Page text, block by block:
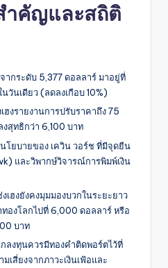
ำคัญและสถิติ
ากระดับ 5,377 ดอลลาร์ มาอยู่ที่
วันเดียว (ลดลงเกือบ 10%)
ฮงรายงานการปรับราคาถึง 75
งสุทธิกว่า 6,100 บาท
โยบายของ เควิน วอร์ช ที่มีจุดยืน
และวิพากษ์วิจารณ์การพิมพ์เงิน
เฮงยังคงมุมมองบวกในระยะยาว
องโลกไปที่ 6,000 ดอลลาร์ หรือ
บาท
ลงทุนควรมีทองคำติดพอร์ตไว้ที่
เสี่ยงจากภาวะเงินเฟ้อและ